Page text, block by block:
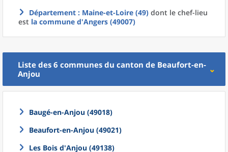
Département : Maine-et-Loire (49) dont le chef-lieu
est la commune d'Angers (49007)
Liste des 6 communes du canton de Beaufort-en-
Anjou
Baugé-en-Anjou (49018)
Beaufort-en-Anjou (49021)
Les Bois d'Anjou (49138)